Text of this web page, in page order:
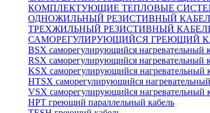
КОМПЛЕКТУЮЩИЕ ТЕПЛОВЫЕ
ОДНОЖИЛЬНЫЙ РЕЗИСТИВНЫЙ
ТРЕХЖИЛЬНЫЙ РЕЗИСТИВНЫЙ
САМОРЕГУЛИРУЮЩИЙСЯ ГРЕЮЩИЙ
BSX саморегулирующийся нагревательный
RSX саморегулирующийся нагревательный
KSX саморегулирующийся нагревательный
HTSX саморегулирующийся
VSX саморегулирующийся нагревательный
НРТ греющий параллельный кабель